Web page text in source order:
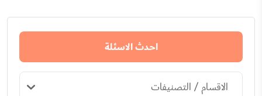
احدث الاسئلة
الاقسام / التصنيفات